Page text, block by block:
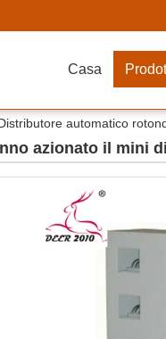
Casa
automatico
azionato il mini